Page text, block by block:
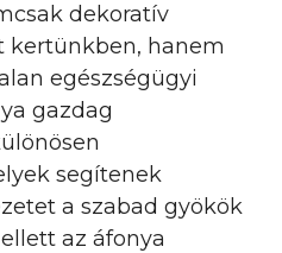
dekoratív
kertünkben, hanem
egészségügyi
gazdag
segítenek
a szabad gyökök
az áfonya